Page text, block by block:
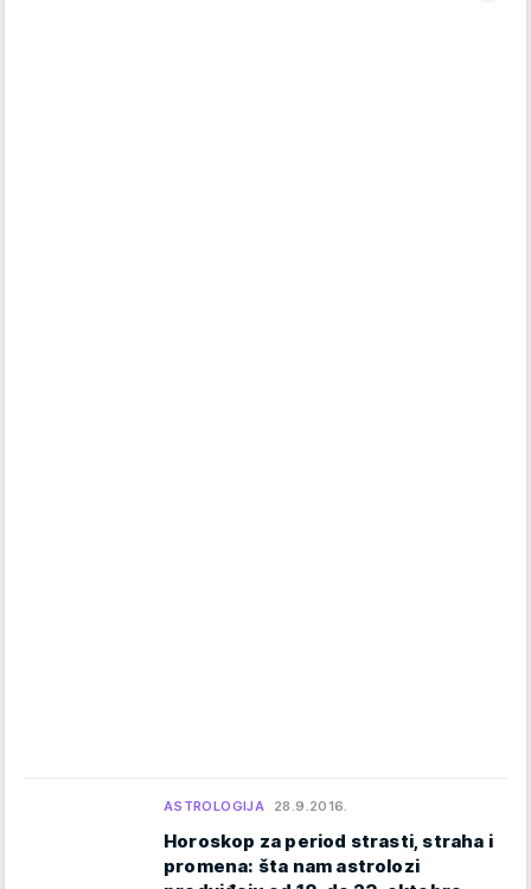
ASTROLOGIJA 28.9.2016.
Horoskop za period strasti, straha i
promena: šta nam astrolozi